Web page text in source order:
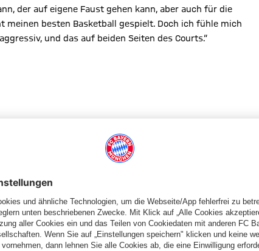
der auf eigene Faust gehen kann, aber auch für die
meinen besten Basketball gespielt. Doch ich fühle mich
und das auf beiden Seiten des Courts.“
den Fähigkeiten eines Leaders, der immer für sein Team
hoch bis in die EuroLeague, und zudem
dass er ein großartiger Teammate ist und eine
nach oben noch nicht beendet ist und der sich komplett
mit der Wahl in die Top5 der Big-East-Conference
glänzte er 2021/2022 in Göttingen als drittbester BBL-
Er nutzte im Jahr danach die Bühne der NBA-
(13,1 PpS, 4,9 ApS).